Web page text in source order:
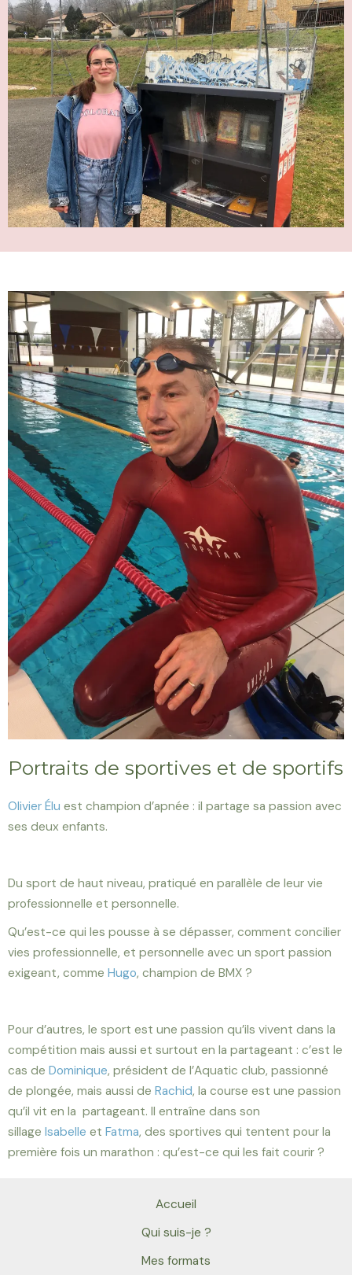
Portraits de sportives et de sportifs
Olivier Élu est champion d’apnée : il partage sa passion avec
ses deux enfants.
Du sport de haut niveau, pratiqué en parallèle de leur vie
professionnelle et personnelle.
Qu’est-ce qui les pousse à se dépasser, comment concilier
vies professionnelle, et personnelle avec un sport passion
exigeant, comme Hugo, champion de BMX ?
Pour d’autres, le sport est une passion qu’ils vivent dans la
compétition mais aussi et surtout en la partageant : c’est le
cas de Dominique, président de l’Aquatic club, passionné
de plongée, mais aussi de Rachid, la course est une passion
qu’il vit en la partageant. Il entraîne dans son
sillage Isabelle et Fatma, des sportives qui tentent pour la
première fois un marathon : qu’est-ce qui les fait courir ?
Accueil
Qui suis-je ?
Mes formats